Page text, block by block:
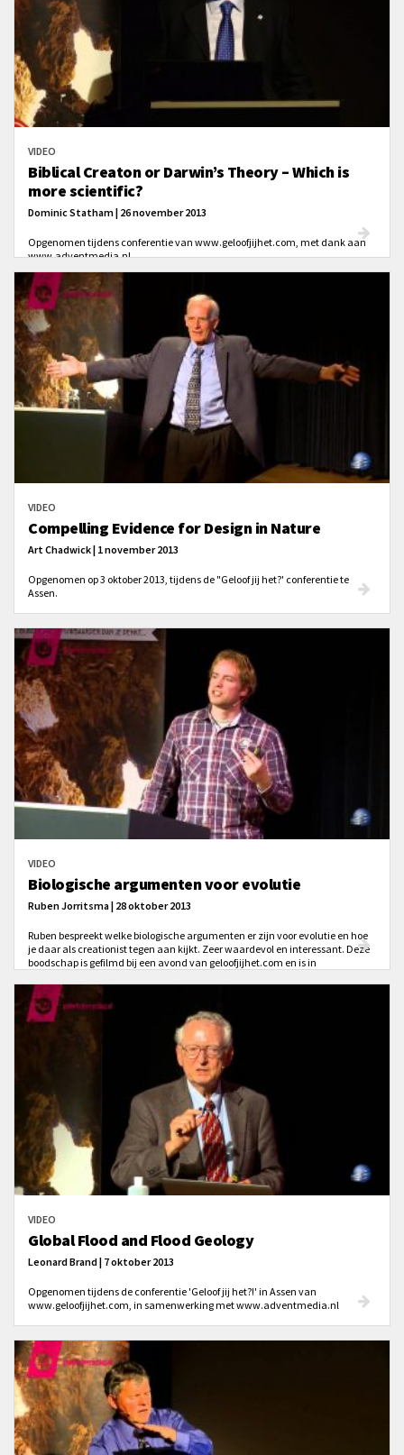
VIDEO
Biblical Creaton or Darwin’s Theory – Which is
more scientific?
Dominic Statham | 26 november 2013
Opgenomen tijdens conferentie van www.geloofjijhet.com, met dank aan
www.adventmedia.nl.
VIDEO
Compelling Evidence for Design in Nature
Art Chadwick | 1 november 2013
Opgenomen op 3 oktober 2013, tijdens de "Geloof jij het?' conferentie te
Assen.
VIDEO
Biologische argumenten voor evolutie
Ruben Jorritsma | 28 oktober 2013
Ruben bespreekt welke biologische argumenten er zijn voor evolutie en hoe
je daar als creationist tegen aan kijkt. Zeer waardevol en interessant. Deze
boodschap is gefilmd bij een avond van geloofjijhet.com en is in
VIDEO
Global Flood and Flood Geology
Leonard Brand | 7 oktober 2013
Opgenomen tijdens de conferentie 'Geloof jij het?!' in Assen van
www.geloofjijhet.com, in samenwerking met www.adventmedia.nl